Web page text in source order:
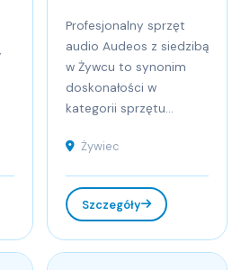
Profesjonalny sprzęt
audio Audeos z siedzibą
w Żywcu to synonim
doskonałości w
kategorii sprzętu...
Żywiec
Szczegóły